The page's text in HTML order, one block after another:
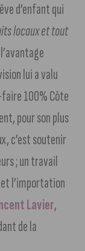
d’enfant qui
locaux et tout
lui a valu
faire 100% Côte
pour son plus
c’est soutenir
; un travail
l’importation
Lavier,
de la